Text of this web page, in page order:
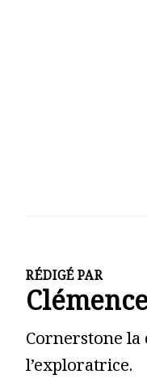
RÉDIGÉ PAR
Cornerstone
l’exploratrice.